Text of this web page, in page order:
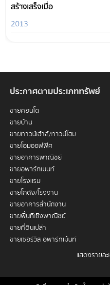
สร้างเสร็จเมื่อ
2013
ประกาศตามประเภททรัพย์
ขายคอนโด
ขายบ้าน
ขายทาวน์เฮ้าส์/ทาวน์โฮม
ขายโฮมออฟฟิศ
ขายอาคารพาณิชย์
ขายอพาร์ทเมนท์
ขายโรงแรม
ขายโกดัง/โรงงาน
ขายอาคารสำนักงาน
ขายพื้นที่เชิงพาณิชย์
ขายที่ดินเปล่า
ขายเซอร์วิส อพาร์ทเม้นท์
เช่าบ้าน
แสดงรายละ